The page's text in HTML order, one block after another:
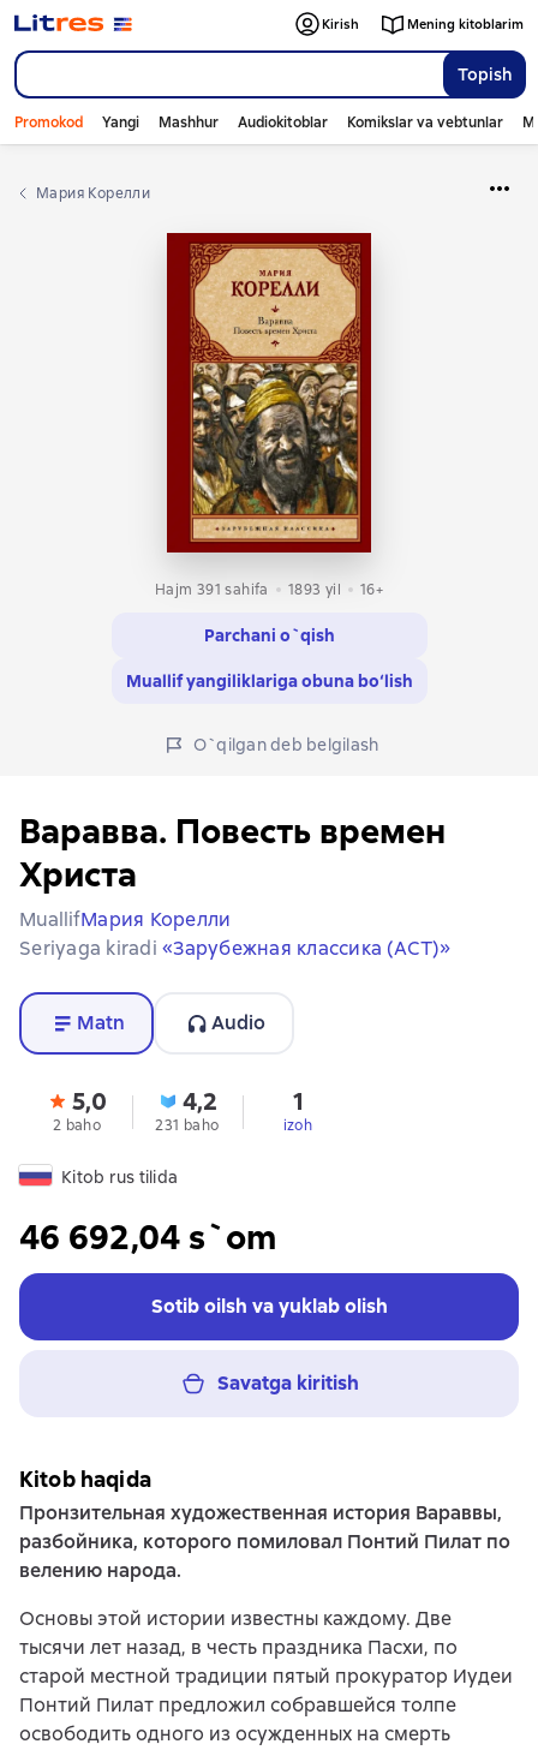
Topish
Kirish Mening kitoblarim
Promokod Yangi Mashhur Audiokitoblar Komikslar va vebtunlar
Мария Корелли
Hajm 391 sahifa 1893 yil 16+
Parchani o`qish
Muallif yangiliklariga obuna bo‘lish
O`qilgan deb belgilash
Варавва. Повесть времен
Христа
MuallifМария Корелли
Seriyaga kiradi «Зарубежная классика (АСТ)»
Matn Audio
5,0
2 baho
4,2
231 baho
1
izoh
Kitob rus tilida
46 692,04 s`om
Sotib oilsh va yuklab olish
Savatga kiritish
Kitob haqida
Пронзительная художественная история Вараввы,
разбойника, которого помиловал Понтий Пилат по
велению народа.
Основы этой истории известны каждому. Две
тысячи лет назад, в честь праздника Пасхи, по
старой местной традиции пятый прокуратор Иудеи
Понтий Пилат предложил собравшейся толпе
освободить одного из осужденных на смерть